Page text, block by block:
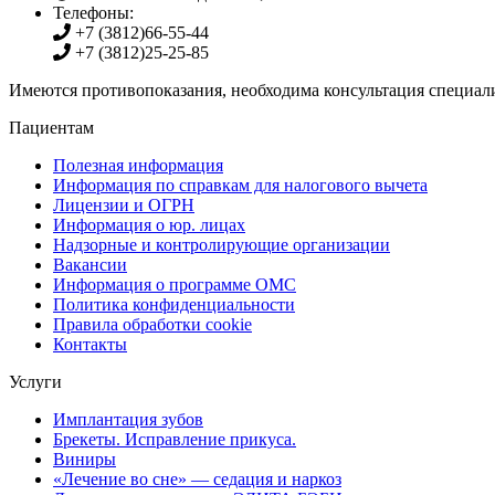
Телефоны:
+7 (3812)66-55-44
+7 (3812)25-25-85
Имеются противопоказания, необходима консультация
Пациентам
Полезная информация
Информация по справкам для налогового вычета
Лицензии и ОГРН
Информация о юр. лицах
Надзорные и контролирующие организации
Вакансии
Информация о программе ОМС
Политика конфиденциальности
Правила обработки cookie
Контакты
Услуги
Имплантация зубов
Брекеты. Исправление прикуса.
Виниры
«Лечение во сне» — седация и наркоз